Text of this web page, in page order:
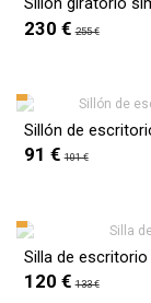
230 € 255 €
Sillón de
91 € 101 €
Silla de
120 € 133 €